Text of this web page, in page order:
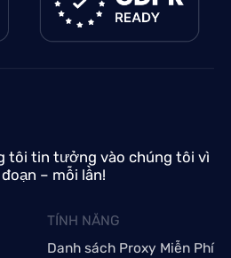
tôi tin tưởng vào chúng tôi vì
– mỗi lần!
TÍNH NĂNG
Danh sách Proxy Miễn Phí